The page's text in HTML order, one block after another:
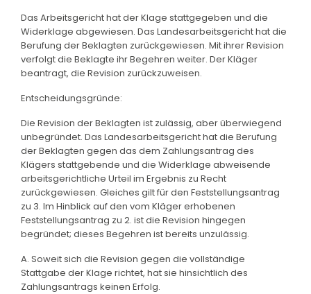
Das Arbeitsgericht hat der Klage stattgegeben und die
Widerklage abgewiesen. Das Landesarbeitsgericht hat die
Berufung der Beklagten zurückgewiesen. Mit ihrer Revision
verfolgt die Beklagte ihr Begehren weiter. Der Kläger
beantragt, die Revision zurückzuweisen.
Entscheidungsgründe:
Die Revision der Beklagten ist zulässig, aber überwiegend
unbegründet. Das Landesarbeitsgericht hat die Berufung
der Beklagten gegen das dem Zahlungsantrag des
Klägers stattgebende und die Widerklage abweisende
arbeitsgerichtliche Urteil im Ergebnis zu Recht
zurückgewiesen. Gleiches gilt für den Feststellungsantrag
zu 3. Im Hinblick auf den vom Kläger erhobenen
Feststellungsantrag zu 2. ist die Revision hingegen
begründet; dieses Begehren ist bereits unzulässig.
A. Soweit sich die Revision gegen die vollständige
Stattgabe der Klage richtet, hat sie hinsichtlich des
Zahlungsantrags keinen Erfolg.